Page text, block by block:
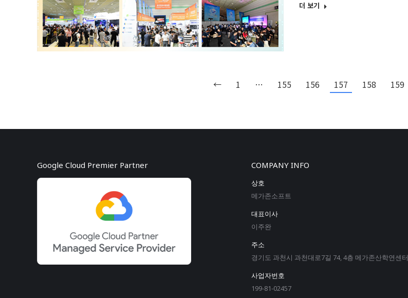
더 보기
← 1 … 155 156 157 158 159
Google Cloud Premier Partner COMPANY INFO
상호
메가존소프트
대표이사
이주완
주소
경기도 과천시 과천대로7길 74, 4층 메가존산학연센터
사업자번호
199-81-02457